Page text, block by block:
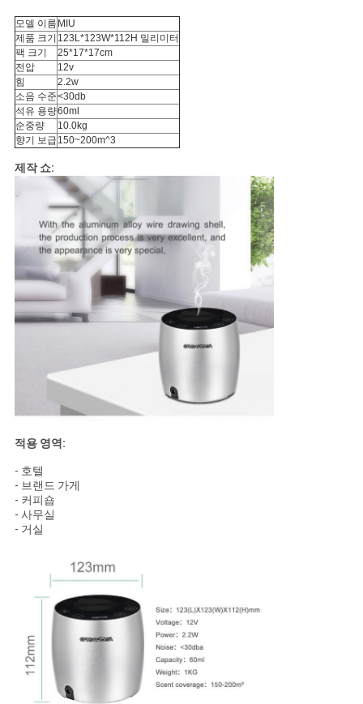
뉴
스
인
용
문
요
구
하
사
이
트
모델 이름 MIU
제품 크기 123L*123W*112H 밀리미터
팩 크기
25*17*17cm
전압
12v
힘
2.2w
소음 수준<30db
석유 용량60ml
순중량
10.0kg
향기 보급 150~200m^3
제작 쇼:
적용 영역:
- 호텔
- 브랜드 가게
- 커피숍
- 사무실
- 거실